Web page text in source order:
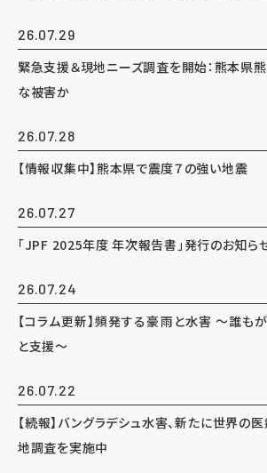
26.07.29
緊急支援＆現地ニーズ調査を開始：熊本県
な被害か
26.07.28
【情報収集中】熊本県で震度７の強い地震
26.07.27
「JPF 2025年度 年次報告書」発行のお知ら
26.07.24
【コラム更新】頻発する豪雨と水害 ～誰も
と支援～
26.07.22
【続報】バングラデシュ水害、新たに世界の
地調査を実施中